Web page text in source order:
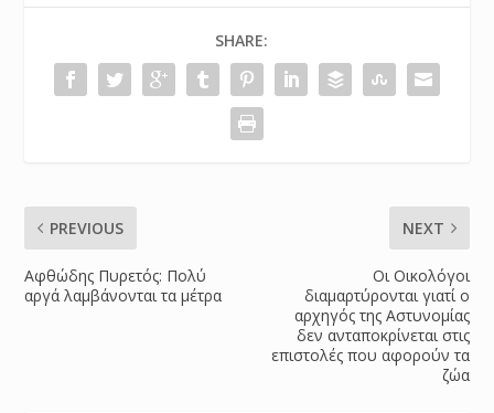
SHARE:
PREVIOUS
Αφθώδης Πυρετός: Πολύ
αργά λαμβάνονται τα μέτρα
NEXT
Οι Οικολόγοι
διαμαρτύρονται γιατί ο
αρχηγός της Αστυνομίας
δεν ανταποκρίνεται στις
επιστολές που αφορούν τα
ζώα